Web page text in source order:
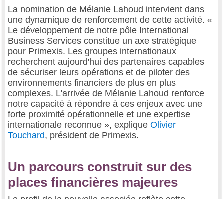
La nomination de Mélanie Lahoud intervient dans
une dynamique de renforcement de cette activité. «
Le développement de notre pôle International
Business Services constitue un axe stratégique
pour Primexis. Les groupes internationaux
recherchent aujourd'hui des partenaires capables
de sécuriser leurs opérations et de piloter des
environnements financiers de plus en plus
complexes. L'arrivée de Mélanie Lahoud renforce
notre capacité à répondre à ces enjeux avec une
forte proximité opérationnelle et une expertise
internationale reconnue », explique Olivier
Touchard, président de Primexis.
Un parcours construit sur des
places financières majeures